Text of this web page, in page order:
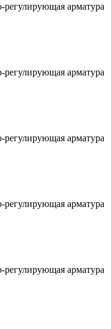
регулирующая арматура
регулирующая арматура
регулирующая арматура
регулирующая арматура
регулирующая арматура